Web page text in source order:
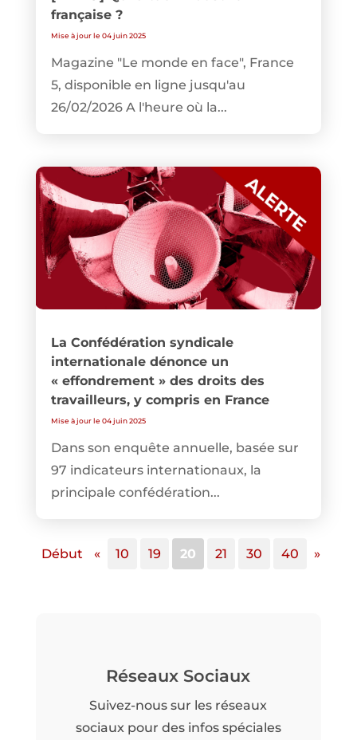
française ?
Mise à jour le 04 juin 2025
Magazine "Le monde en face", France
5, disponible en ligne jusqu'au
26/02/2026 A l'heure où la...
La Confédération syndicale
internationale dénonce un
« effondrement » des droits des
travailleurs, y compris en France
Mise à jour le 04 juin 2025
Dans son enquête annuelle, basée sur
97 indicateurs internationaux, la
principale confédération...
Début « 10 19 20 21 30 40 »
Réseaux Sociaux
Suivez-nous sur les réseaux
sociaux pour des infos spéciales